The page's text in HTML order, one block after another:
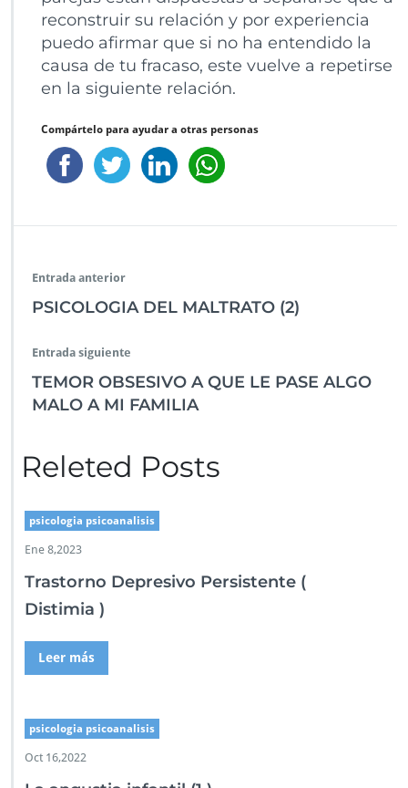
reconstruir su relación y por experiencia
puedo afirmar que si no ha entendido la
causa de tu fracaso, este vuelve a repetirse
en la siguiente relación.
Compártelo para ayudar a otras personas
Entrada anterior
PSICOLOGIA DEL MALTRATO (2)
Entrada siguiente
TEMOR OBSESIVO A QUE LE PASE ALGO
MALO A MI FAMILIA
Releted Posts
psicologia psicoanalisis
Ene 8,2023
Trastorno Depresivo Persistente (
Distimia )
Leer más
psicologia psicoanalisis
Oct 16,2022